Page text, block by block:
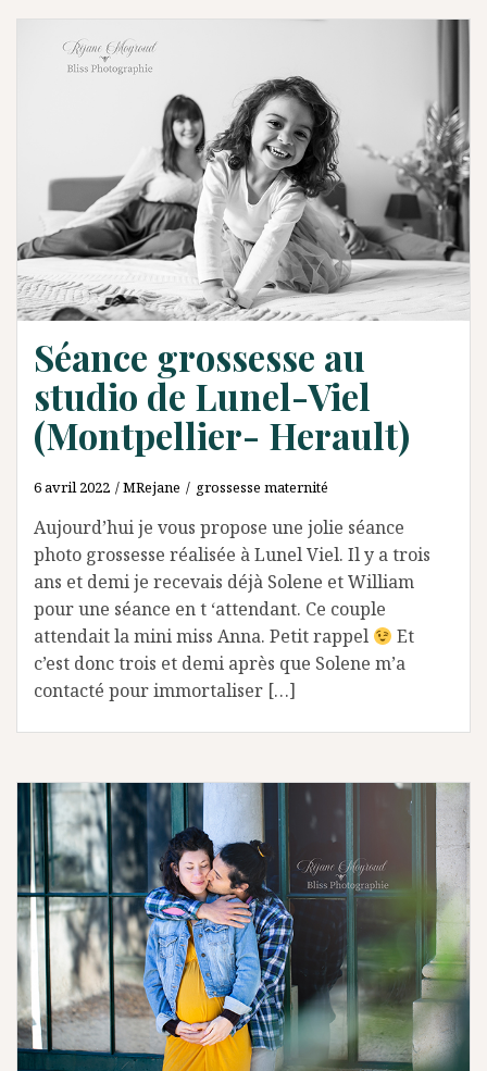
Séance grossesse au
studio de Lunel-Viel
(Montpellier- Herault)
6 avril 2022 MRejane grossesse maternité
Aujourd’hui je vous propose une jolie séance
photo grossesse réalisée à Lunel Viel. Il y a trois
ans et demi je recevais déjà Solene et William
pour une séance en t ‘attendant. Ce couple
attendait la mini miss Anna. Petit rappel
Et
c’est donc trois et demi après que Solene m’a
contacté pour immortaliser […]